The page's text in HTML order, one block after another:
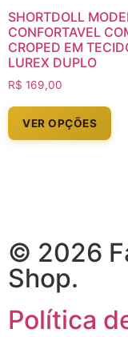
SHORTDOLL
CONFORTAVEL
CROPED EM
LUREX DUPLO
R$ 169,00
VER OPÇÕES
© 2026
Shop.
Política